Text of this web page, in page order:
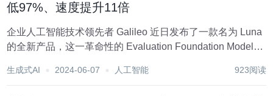
低97%、速度提升11倍
企业人工智能技术领先者 Galileo 近日发布了一款名为 Luna
的全新产品，这一革命性的 Evaluation Foundation Models
在速度、成本和准确性方面进行了前所未有...
生成式AI 2024-06-07 人工智能 923阅读